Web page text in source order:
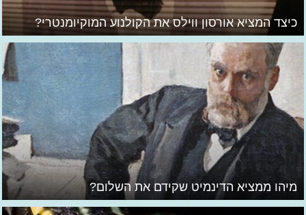
כיצד המציא אורסון ווילס את הקולנוע המוקיומנטרי?
מיהו ממציא הדינמיט שקידם את השלום?